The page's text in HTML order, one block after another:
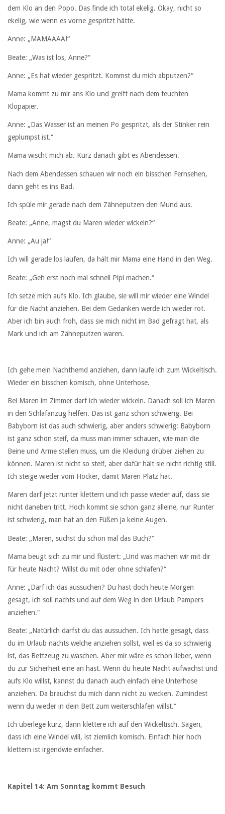
dem Klo an den Popo. Das finde ich total ekelig. Okay, nicht so
ekelig, wie wenn es vorne gespritzt hätte.
Anne: „MAMAAAA!“
Beate: „Was ist los, Anne?“
Anne: „Es hat wieder gespritzt. Kommst du mich abputzen?“
Mama kommt zu mir ans Klo und greift nach dem feuchten
Klopapier.
Anne: „Das Wasser ist an meinen Po gespritzt, als der Stinker rein
geplumpst ist.“
Mama wischt mich ab. Kurz danach gibt es Abendessen.
Nach dem Abendessen schauen wir noch ein bisschen Fernsehen,
dann geht es ins Bad.
Ich spüle mir gerade nach dem Zähneputzen den Mund aus.
Beate: „Anne, magst du Maren wieder wickeln?“
Anne: „Au ja!“
Ich will gerade los laufen, da hält mir Mama eine Hand in den Weg.
Beate: „Geh erst noch mal schnell Pipi machen.“
Ich setze mich aufs Klo. Ich glaube, sie will mir wieder eine Windel
für die Nacht anziehen. Bei dem Gedanken werde ich wieder rot.
Aber ich bin auch froh, dass sie mich nicht im Bad gefragt hat, als
Mark und ich am Zähneputzen waren.
Ich gehe mein Nachthemd anziehen, dann laufe ich zum Wickeltisch.
Wieder ein bisschen komisch, ohne Unterhose.
Bei Maren im Zimmer darf ich wieder wickeln. Danach soll ich Maren
in den Schlafanzug helfen. Das ist ganz schön schwierig. Bei
Babyborn ist das auch schwierig, aber anders schwierig: Babyborn
ist ganz schön steif, da muss man immer schauen, wie man die
Beine und Arme stellen muss, um die Kleidung drüber ziehen zu
können. Maren ist nicht so steif, aber dafür hält sie nicht richtig still.
Ich steige wieder vom Hocker, damit Maren Platz hat.
Maren darf jetzt runter klettern und ich passe wieder auf, dass sie
nicht daneben tritt. Hoch kommt sie schon ganz alleine, nur Runter
ist schwierig, man hat an den Füßen ja keine Augen.
Beate: „Maren, suchst du schon mal das Buch?“
Mama beugt sich zu mir und flüstert: „Und was machen wir mit dir
für heute Nacht? Willst du mit oder ohne schlafen?“
Anne: „Darf ich das aussuchen? Du hast doch heute Morgen
gesagt, ich soll nachts und auf dem Weg in den Urlaub Pampers
anziehen.“
Beate: „Natürlich darfst du das aussuchen. Ich hatte gesagt, dass
du im Urlaub nachts welche anziehen sollst, weil es da so schwierig
ist, das Bettzeug zu waschen. Aber mir wäre es schon lieber, wenn
du zur Sicherheit eine an hast. Wenn du heute Nacht aufwachst und
aufs Klo willst, kannst du danach auch einfach eine Unterhose
anziehen. Da brauchst du mich dann nicht zu wecken. Zumindest
wenn du wieder in dein Bett zum weiterschlafen willst.“
Ich überlege kurz, dann klettere ich auf den Wickeltisch. Sagen,
dass ich eine Windel will, ist ziemlich komisch. Einfach hier hoch
klettern ist irgendwie einfacher.
Kapitel 14: Am Sonntag kommt Besuch